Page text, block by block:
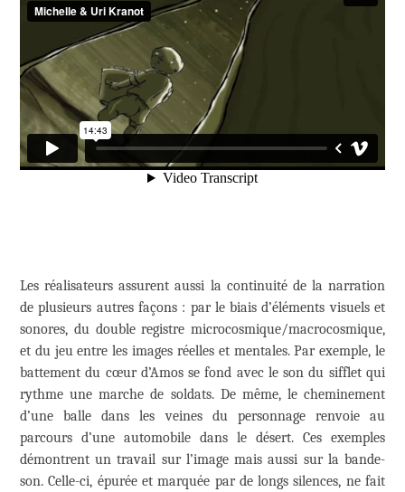
Les réalisateurs assurent aussi la continuité de la narration
de plusieurs autres façons : par le biais d’éléments visuels et
sonores, du double registre microcosmique/macrocosmique,
et du jeu entre les images réelles et mentales. Par exemple, le
battement du cœur d’Amos se fond avec le son du sifflet qui
rythme une marche de soldats. De même, le cheminement
d’une balle dans les veines du personnage renvoie au
parcours d’une automobile dans le désert. Ces exemples
démontrent un travail sur l’image mais aussi sur la bande-
son. Celle-ci, épurée et marquée par de longs silences, ne fait